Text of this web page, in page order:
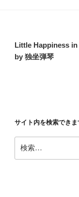
Little Happiness
by 独坐弾琴
サイト内を検索できま
索: